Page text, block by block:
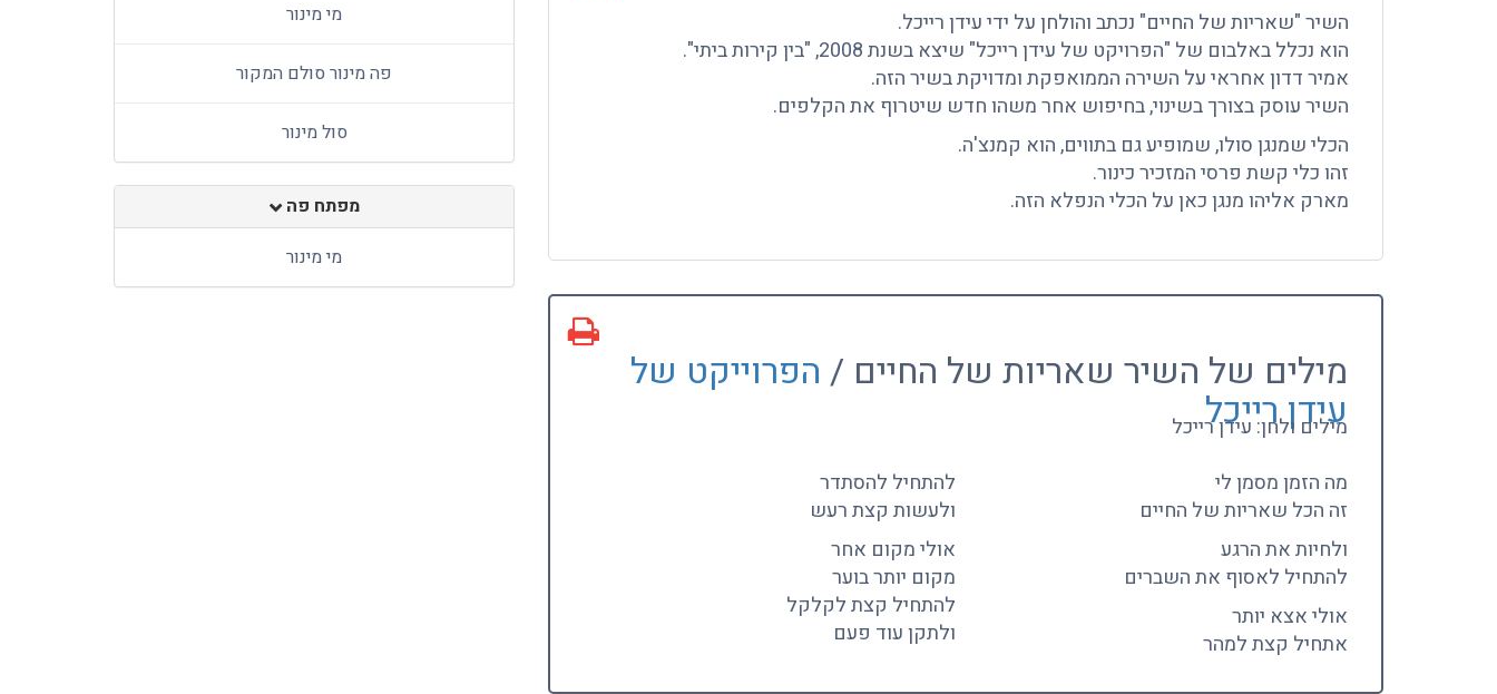
מי מינור
פה מינור סולם המקור
סול מינור
מפתח פה
מי מינור
השיר "שאריות של החיים" נכתב והולחן על ידי עידן רייכל.
הוא נכלל באלבום של "הפרויקט של עידן רייכל" שיצא בשנת 2008, "בין קירות ביתי".
אמיר דדון אחראי על השירה הממואפקת ומדויקת בשיר הזה.
השיר עוסק בצורך בשינוי, בחיפוש אחר משהו חדש שיטרוף את הקלפים.
הכלי שמנגן סולו, שמופיע גם בתווים, הוא קמנצ'ה.
זהו כלי קשת פרסי המזכיר כינור.
מארק אליהו מנגן כאן על הכלי הנפלא הזה.
מילים של השיר שאריות של החיים / הפרוייקט של
עידן רייכל
מילים ולחן: עידן רייכל
מה הזמן מסמן לי
זה הכל שאריות של החיים
ולחיות את הרגע
להתחיל לאסוף את השברים
אולי אצא יותר
אתחיל קצת למהר
להתחיל להסתדר
ולעשות קצת רעש
אולי מקום אחר
מקום יותר בוער
להתחיל קצת לקלקל
ולתקן עוד פעם